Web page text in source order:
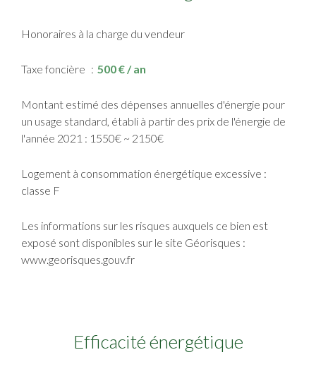
Honoraires à la charge du vendeur
Taxe foncière 500 € / an
Montant estimé des dépenses annuelles d'énergie pour
un usage standard, établi à partir des prix de l'énergie de
l'année 2021 : 1550€ ~ 2150€
Logement à consommation énergétique excessive :
classe F
Les informations sur les risques auxquels ce bien est
exposé sont disponibles sur le site Géorisques :
www.georisques.gouv.fr
Efficacité énergétique